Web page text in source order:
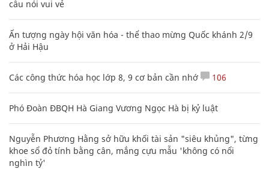
câu nói vui vẻ
Ấn tượng ngày hội văn hóa - thể thao mừng Quốc khánh 2/9
ở Hải Hậu
Các công thức hóa học lớp 8, 9 cơ bản cần nhớ 106
Phó Đoàn ĐBQH Hà Giang Vương Ngọc Hà bị kỷ luật
Nguyễn Phương Hằng sở hữu khối tài sản "siêu khủng", từng
khoe sổ đỏ tính bằng cân, mắng cựu mẫu 'không có nổi
nghìn tỷ'